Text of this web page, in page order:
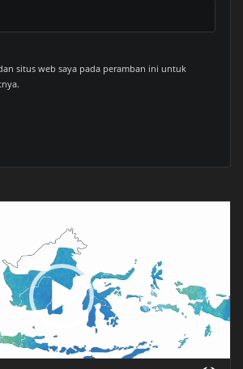
situs web saya pada peramban ini untuk